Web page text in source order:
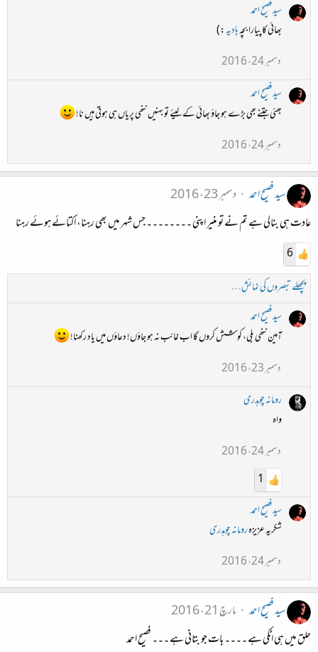
سید فصیح احمد
بھائی کا پیارا بچہہادیہ:)
دسمبر 24، 2016
سید فصیح احمد
بھئی جتنے بھی بڑے ہو جاؤ بھائی کے لیئے تو بہنیں ننھی پریاں ہی ہوتی ہیں نا!
دسمبر 24، 2016
سید فصیح احمد
دسمبر 23، 2016
عادت ہی بنالی ہے تم نے تو منیر اپنی ۔۔۔۔۔۔۔۔ جس شہر میں بھی رہنا، اکتائے ہوئے رہنا
6
پچھلے تبصروں کی نمائش…
سید فصیح احمد
آمین ننھی بلی، کوشش کروں گا اب غائب نہ ہو جاؤں! دعاؤں میں یاد رکھنا!
دسمبر 23، 2016
رومانہ چوہدری
واہ
دسمبر 24، 2016
1
سید فصیح احمد
شکریہ عزیزہرومانہ چوہدری
دسمبر 24، 2016
سید فصیح احمد
مارچ 21، 2016
حلق میں ہی اٹکی ہے ۔۔۔۔ بات جو بتانی ہے ۔۔۔ فصیح احمد